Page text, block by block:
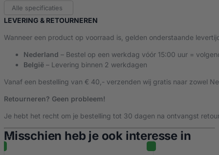
Voorverwamtijd
Temparatuur 500 °C
Breedte 66,30 cm
Alle specificaties
LEVERING & RETOURNEREN
Wanneer een product op voorraad is, gelden onderstaande
Nederland – Bestel op een werkdag vóór 15:00 uur =
België – Levering binnen 2 werkdagen
Vanaf een bestelling van € 40,- verzenden wij gratis naar zowel
Retourneren? Geen probleem!
Je hebt het recht om je bestelling tot 30 dagen na ontvangst
Misschien heb je ook interesse in